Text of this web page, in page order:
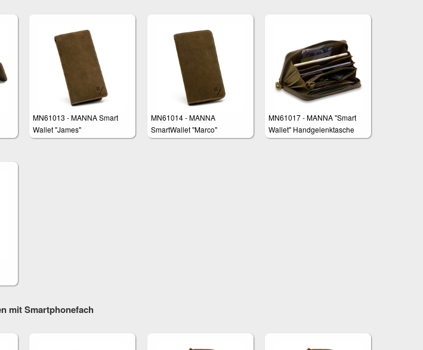
MN61013 - MANNA Smart
Wallet "James"
MN61014 - MANNA
SmartWallet "Marco"
Displaydiagonale bis 5,2"
MN61017 - MANNA "Smart
Wallet" Handgelenktasche
mit Smartphonefach